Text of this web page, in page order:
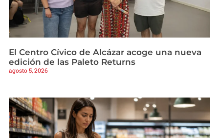
El Centro Cívico de Alcázar acoge una nueva
edición de las Paleto Returns
agosto 5, 2026